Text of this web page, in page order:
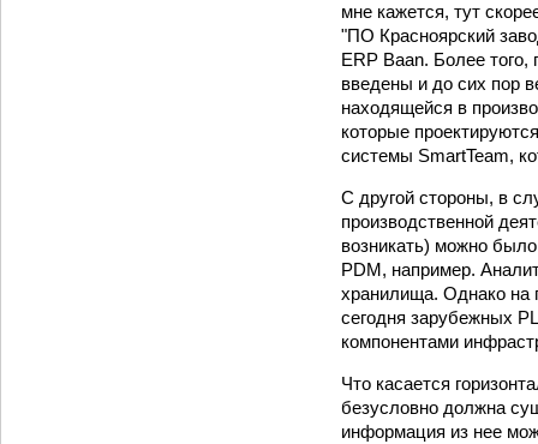
мне кажется, тут
"ПО Красноярский
ERP Baan. Более того,
введены и до сих пор
находящейся в
которые
системы SmartTeam,
С другой стороны, в
производственной
возникать) можно
PDM, например.
хранилища. Однако на
сегодня зарубежных
компонентами
Что касается
безусловно должна
информация из нее